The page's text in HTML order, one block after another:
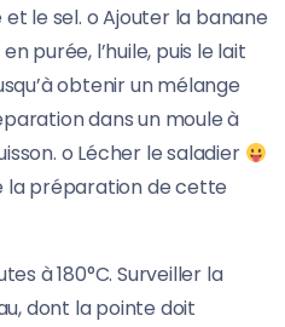
le sel. o Ajouter la banane
purée, l’huile, puis le lait
obtenir un mélange
dans un moule à
o Lécher le saladier
préparation de cette
à 180°C. Surveiller la
dont la pointe doit